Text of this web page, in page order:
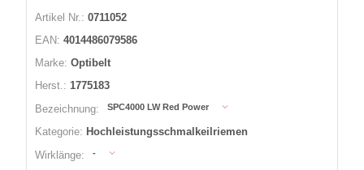
Artikel Nr.: 0711052
EAN: 4014486079586
Marke: Optibelt
Herst.: 1775183
Bezeichnung:
SPC4000 LW Red Power
Kategorie: Hochleistungsschmalkeilriemen
Wirklänge:
-